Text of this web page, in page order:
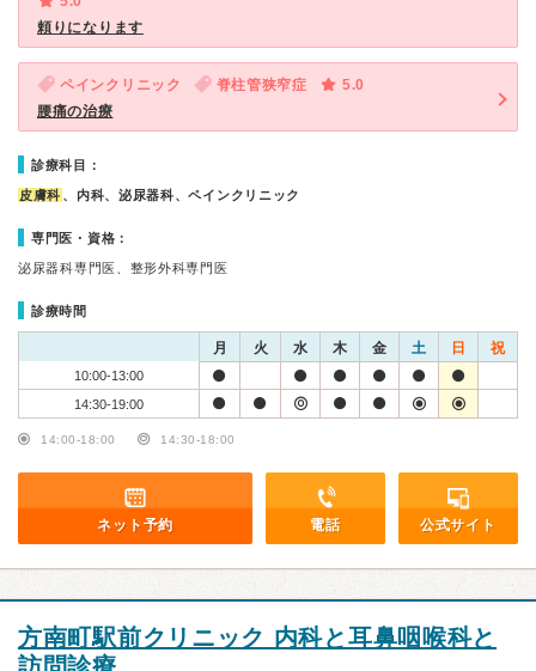
頼りになります
ペインクリニック 脊柱管狭窄症
5.0
腰痛の治療
診療科目：
皮膚科 、内科、泌尿器科、ペインクリニック
専門医・資格：
泌尿器科専門医、整形外科専門医
診療時間
月 火 水 木 金 土 日 祝
10:00-13:00
14:30-19:00
14:00-18:00 14:30-18:00
ネット予約 電話 公式サイト
方南町駅前クリニック 内科と耳鼻咽喉科と